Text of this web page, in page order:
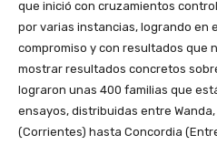
que inició con cruzamientos
por varias instancias, logrando en
compromiso y con resultados que
mostrar resultados concretos
lograron unas 400 familias que
ensayos, distribuidas entre
(Corrientes) hasta Concordia